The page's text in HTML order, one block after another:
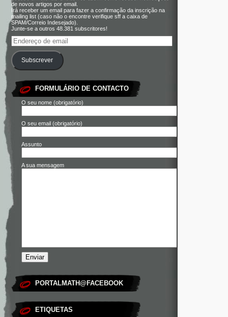
de novos artigos por email.
Irá receber um email para fazer a confirmação da inscrição na
mailing list (caso não o encontre verifique sff a caixa de
SPAM/Correio Indesejado).
Junte-se a outros 48.381 subscritores!
Subscrever
FORMULÁRIO DE CONTACTO
O seu nome (obrigatório)
O seu email (obrigatório)
Assunto
A sua mensagem
PORTALMATH@FACEBOOK
ETIQUETAS